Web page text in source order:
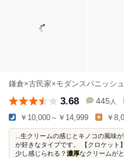
鎌倉×古民家×モダンスパニッシュ
3.68 445 人
￥10,000～￥14,999 ￥
...生クリームの感じとキノコの風味が
が好きなタイプです。 【クロケット
少し感じられる？ 濃厚なクリームが